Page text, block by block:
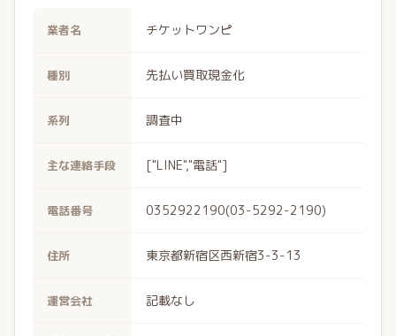
業者名 チケットワンピ
種別 先払い買取現金化
系列 調査中
主な連絡手段 ["LINE","電話"]
電話番号 0352922190(03-5292-2190)
住所 東京都新宿区西新宿3-3-13
運営会社 記載なし